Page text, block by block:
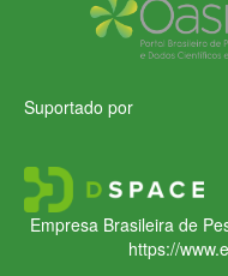
Suportado por
Empresa Brasileira de
https://